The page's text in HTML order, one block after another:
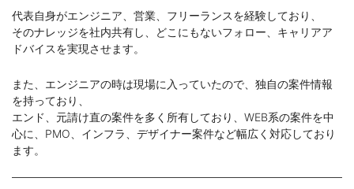
代表自身がエンジニア、営業、フリーランスを経験しており、
そのナレッジを社内共有し、どこにもないフォロー、キャリアア
ドバイスを実現させます。
また、エンジニアの時は現場に入っていたので、独自の案件情報
を持っており、
エンド、元請け直の案件を多く所有しており、WEB系の案件を中
心に、PMO、インフラ、デザイナー案件など幅広く対応しており
ます。